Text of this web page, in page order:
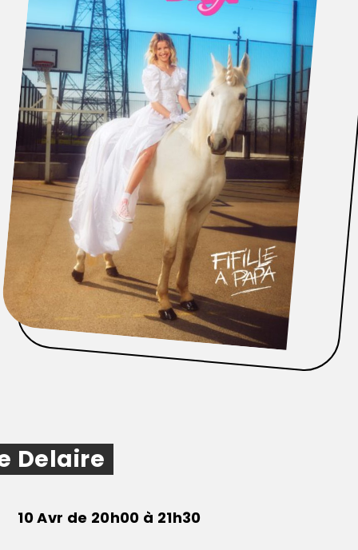
Delaire
10 Avr de 20h00 à 21h30